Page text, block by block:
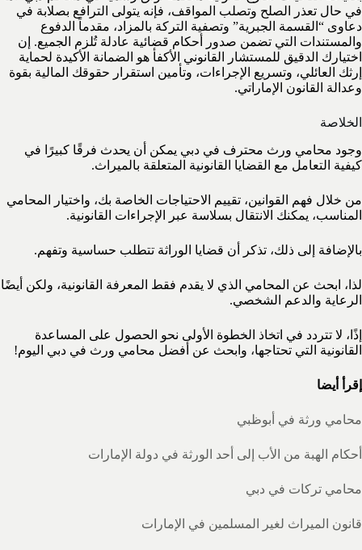
في حال تعذر الصلح وتصلب المواقف، فإنه يتولى الترافع بصلابة في
دعاوى “القسمة الجبرية” وتصفية التركة بالمزاد، مقدماً الدفوع
والمستندات التي تضمن صدور أحكام قضائية عادلة تُلزم الجميع. إن
اختيارك الدقيق للمستشار القانوني الأكفأ هو الضمانة الأكيدة لحماية
إرثك العائلي، وتسريع الإجراءات، وتأمين استقرار حقوقك المالية بقوة
وعدالة القانون الإماراتي.
الخلاصة
وجود محامي ورث محترف في دبي يمكن أن يحدث فرقًا كبيرًا في
كيفية التعامل مع القضايا القانونية المتعلقة بالميراث.
من خلال فهم القوانين، تقييم الاحتياجات الخاصة بك، واختيار المحامي
المناسب، يمكنك الانتقال بسلاسة عبر الإجراءات القانونية.
بالإضافة إلى ذلك، تذكر أن قضايا الوراثة تتطلب حساسية وتفهم.
لذا، ابحث عن المحامي الذي لا يقدم فقط المعرفة القانونية، ولكن أيضًا
الرعاية والدعم الشخصي.
إذًا، لا تتردد في اتخاذ الخطوة الأولى نحو الحصول على المساعدة
القانونية التي تحتاجها، وابحث عن أفضل محامي ورث في دبي اليوم!
إقرأ أيضا
محامي ورثة في أبوظبي
أحكام الهبة من الأب إلى أحد الورثة في دولة الإمارات
محامي تركات في دبي
قانون الميراث لغير المسلمين في الإمارات